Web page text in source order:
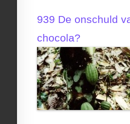
939 De onschuld
chocola?